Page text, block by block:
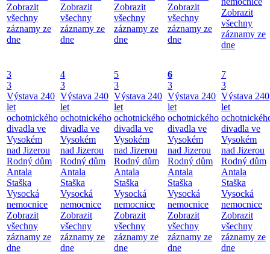
Zobrazit
všechny
záznamy ze
dne
Zobrazit
všechny
záznamy ze
dne
Zobrazit
všechny
záznamy ze
dne
Zobrazit
všechny
záznamy ze
dne
Zobrazit
všechny
záznamy ze
dne
3
3
Výstava 240
let
ochotnického
divadla ve
Vysokém
nad Jizerou
Rodný dům
Antala
Staška
Vysocká
nemocnice
Zobrazit
všechny
záznamy ze
dne
4
3
Výstava 240
let
ochotnického
divadla ve
Vysokém
nad Jizerou
Rodný dům
Antala
Staška
Vysocká
nemocnice
Zobrazit
všechny
záznamy ze
dne
5
3
Výstava 240
let
ochotnického
divadla ve
Vysokém
nad Jizerou
Rodný dům
Antala
Staška
Vysocká
nemocnice
Zobrazit
všechny
záznamy ze
dne
6
3
Výstava 240
let
ochotnického
divadla ve
Vysokém
nad Jizerou
Rodný dům
Antala
Staška
Vysocká
nemocnice
Zobrazit
všechny
záznamy ze
dne
7
3
Výstava 240
let
divadla ve
Vysokém
nad Jizerou
Rodný dům
Antala
Staška
Vysocká
nemocnice
Zobrazit
všechny
záznamy ze
dne